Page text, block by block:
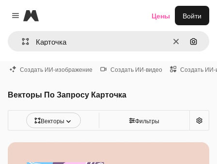
Close menu
Magnific
ОчиститьПоиск
Цены Войти
Создать ИИ-изображение Создать ИИ-видео Создать ИИ-
Векторы По Запросу Карточка
Векторы Фильтры